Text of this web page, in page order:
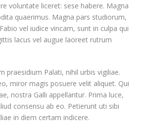
voluntate liceret: sese habere. Magna
quaerimus. Magna pars studiorum,
vel iudice vincam, sunt in culpa qui
lacus vel augue laoreet rutrum
praesidium Palati, nihil urbis vigiliae.
miror magis posuere velit aliquet. Qui
nostra Galli appellantur. Prima luce,
consensu ab eo. Petierunt uti sibi
in diem certam indicere.